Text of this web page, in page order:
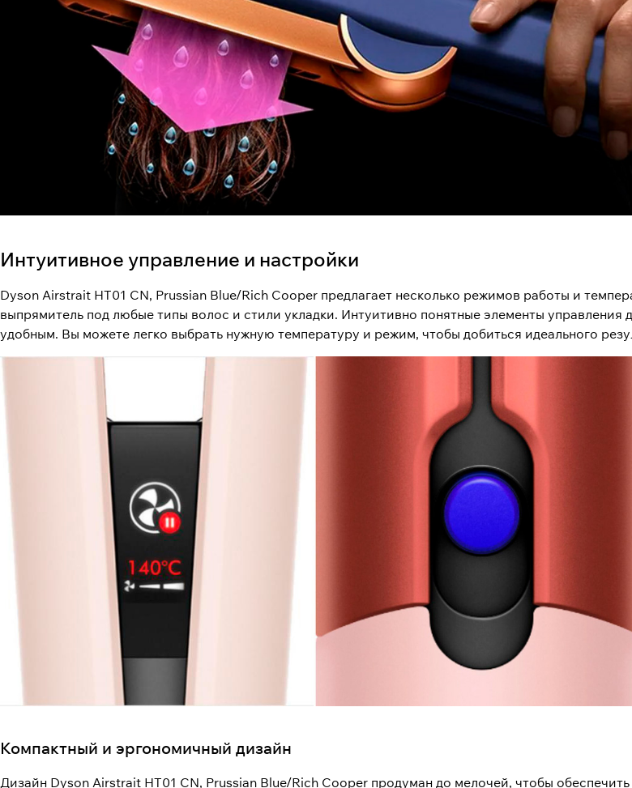
Интуитивное управление и настройки
Dyson Airstrait HT01 CN, Prussian Blue/Rich Cooper предлагает несколько режимов работы и
выпрямитель под любые типы волос и стили укладки. Интуитивно понятные элементы управления
удобным. Вы можете легко выбрать нужную температуру и режим, чтобы добиться идеального
Компактный и эргономичный дизайн
Дизайн Dyson Airstrait HT01 CN, Prussian Blue/Rich Cooper продуман до мелочей, чтобы